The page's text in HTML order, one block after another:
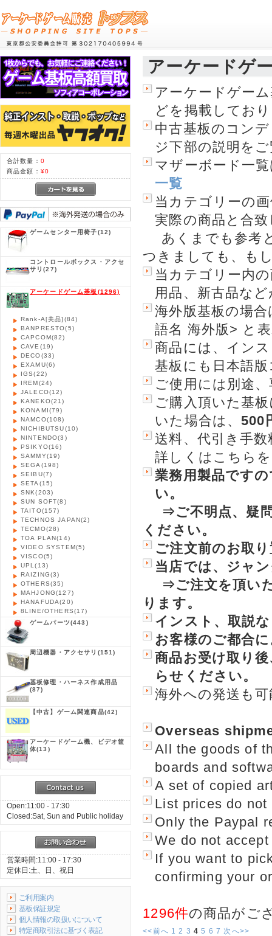
合計数量： 0
商品金額： ¥0
ゲームセンター用椅子(12)
コントロールボックス・アクセ
サリ(27)
アーケードゲーム基板 (1296)
Rank-A[美品] (84)
BANPRESTO(5)
CAPCOM(82)
CAVE (19)
DECO(33)
EXAMU(6)
IGS(22)
IREM(24)
JALECO(12)
KANEKO(21)
KONAMI(79)
NAMCO(108)
NICHIBUTSU(10)
NINTENDO(3)
PSIKYO(16)
SAMMY(19)
SEGA (198)
SEIBU(7)
SETA (15)
SNK(203)
SUN SOFT(8)
TAITO(157)
TECHNOS JAPAN(2)
TECMO(28)
TOA PLAN(14)
VIDEO SYSTEM(5)
VISCO(5)
UPL(13)
RAIZING(3)
OTHERS(35)
MAHJONG(127)
HANAFUDA(20)
8LINE/OTHERS(17)
ゲームパーツ(443)
周辺機器・アクセサリ (151)
基板修理・ハーネス作成用品
(87)
【中古】ゲーム関連商品(42)
アーケードゲーム機、ビデオ筐
体(13)
Open:11:00 - 17:30
Closed:Sat, Sun and Public holiday
営業時間:11:00 - 17:30
定休日:土、日、祝日
ご利用案内
基板保証規定
個人情報の取扱いについて
特定商取引法に基づく表記
アーケードゲ
アーケードゲー
どを掲載してお
中古基板のコン
ジ下部の説明を
マザーボード一
一覧
当カテゴリーの
実際の商品と合
あくまでも参考
つきましても、も
当カテゴリー内
用品、新古品な
海外版基板の場
語名 海外版> と
商品には、イン
基板にも日本語
ご使用には別途
ご購入頂いた基
いた場合は、500
送料、代引き手
詳しくはこちら
業務用製品です
い。
⇒ご不明点、疑
ください。
ご注文前のお取
当店では、ジャ
⇒ご注文を頂い
ります。
インスト、取説
お客様のご都合
商品お受け取り
らせください。
海外への発送も
Overseas
All the goods of
boards and
A set of copied
List prices do not
Only the Paypal
We do not
If you want to
confirming your
1296件の商品がご
<<前へ 1 2 3 4 5 6 7 次へ>>